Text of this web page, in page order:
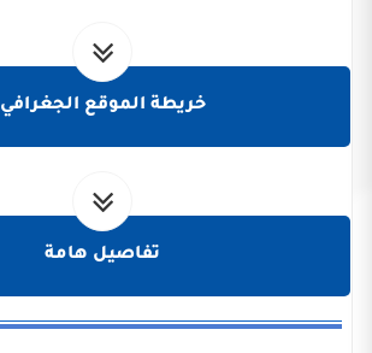
خريطة الموقع الجغرافي
تفاصيل هامة